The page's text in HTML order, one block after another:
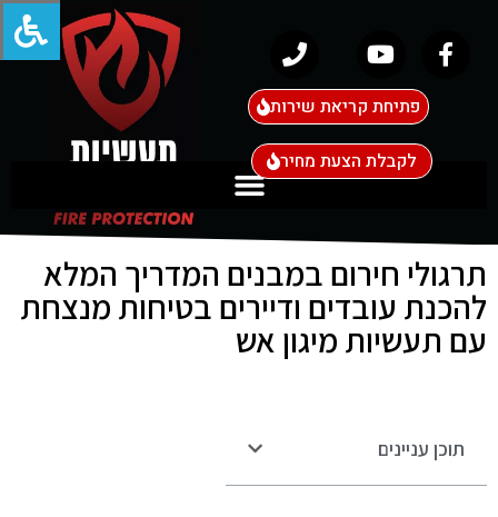
פתיחת קריאת שירות
לקבלת הצעת מחיר
תרגולי חירום במבנים המדריך המלא
להכנת עובדים ודיירים בטיחות מנצחת
עם תעשיות מיגון אש
תוכן עניינים